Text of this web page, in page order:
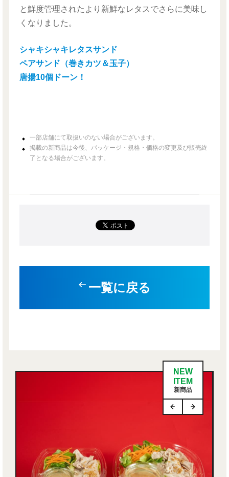
と鮮度管理されたより新鮮なレタスでさらに美味し
くなりました。
シャキシャキレタスサンド
ペアサンド（巻きカツ＆玉子）
唐揚10個ドーン！
一部店舗にて取扱いのない場合がございます。
掲載の新商品は今後、パッケージ・規格・価格の変更及び販売終
了となる場合がございます。
一覧に戻る
NEW
ITEM
新商品